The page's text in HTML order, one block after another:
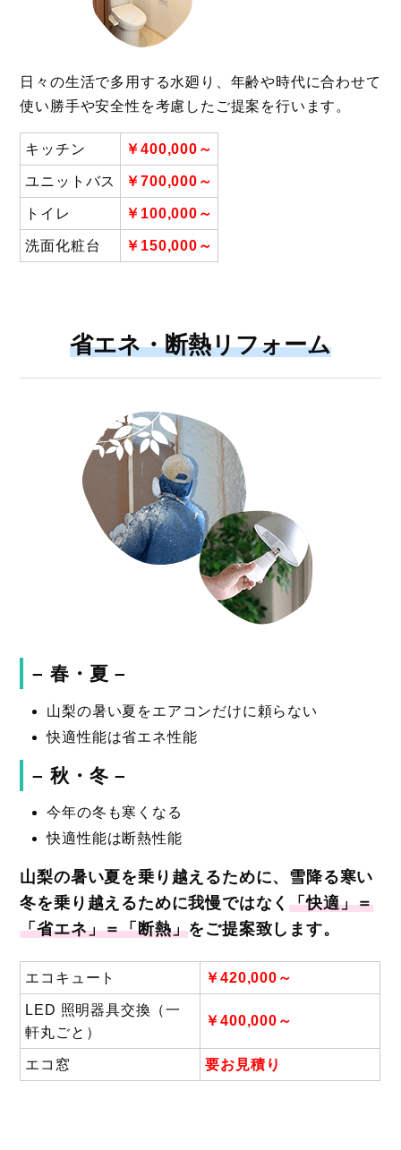
日々の生活で多用する水廻り、年齢や時代に合わせて
使い勝手や安全性を考慮したご提案を行います。
キッチン ￥400,000～
ユニットバス ￥700,000～
トイレ ￥100,000～
洗面化粧台 ￥150,000 ～
省エネ・断熱リフォーム
– 春・夏 –
山梨の暑い夏をエアコンだけに頼らない
快適性能は省エネ性能
– 秋・冬 –
今年の冬も寒くなる
快適性能は断熱性能
山梨の暑い夏を乗り越えるために、雪降る寒い
冬を乗り越えるために我慢ではなく「快適」＝
「省エネ」＝「断熱」をご提案致します。
エコキュート ￥420,000～
LED 照明器具交換（一
軒丸ごと）
￥400,000～
エコ窓 要お見積り